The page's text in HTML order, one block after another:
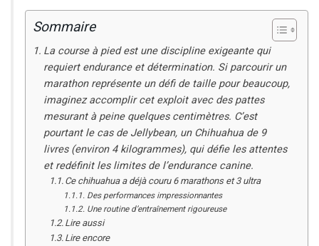
Sommaire
La course à pied est une discipline exigeante qui
requiert endurance et détermination. Si parcourir un
marathon représente un défi de taille pour beaucoup,
imaginez accomplir cet exploit avec des pattes
mesurant à peine quelques centimètres. C’est
pourtant le cas de Jellybean, un Chihuahua de 9
livres (environ 4 kilogrammes), qui défie les attentes
et redéfinit les limites de l’endurance canine.​
Ce chihuahua a déjà couru 6 marathons et 3 ultra
Des performances impressionnantes
Une routine d’entraînement rigoureuse
Lire aussi
Lire encore